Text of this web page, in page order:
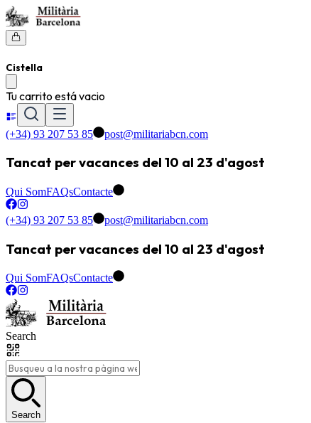
Cistella
Tu carrito está vacio
(+34) 93 207 53 85 post@militariabcn.com
Tancat per vacances del 10 al 23 d'agost
Qui SomFAQsContacte
(+34) 93 207 53 85 post@militariabcn.com
Tancat per vacances del 10 al 23 d'agost
Qui SomFAQsContacte
Search
Search